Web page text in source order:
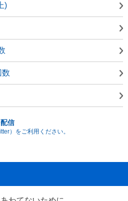
)
数
信
）をご利用ください。